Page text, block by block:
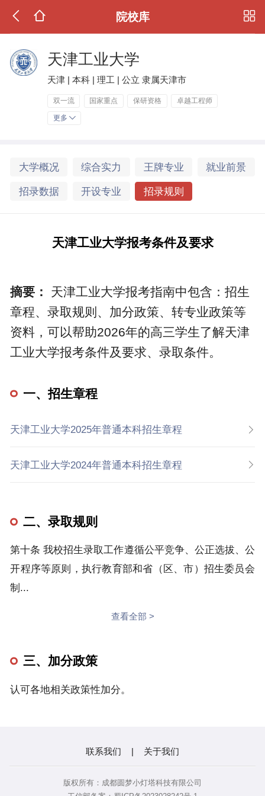
院校库
天津工业大学
天津 | 本科 | 理工 | 公立 隶属天津市
双一流 国家重点 保研资格 卓越工程师
更多
大学概况 综合实力 王牌专业 就业前景
招录数据 开设专业 招录规则
天津工业大学报考条件及要求
摘要：
天津工业大学报考指南中包含：招生
章程、录取规则、加分政策、转专业政策等
资料，可以帮助2026年的高三学生了解天津
工业大学报考条件及要求、录取条件。
一、招生章程
天津工业大学2025年普通本科招生章程
天津工业大学2024年普通本科招生章程
二、录取规则
第十条 我校招生录取工作遵循公平竞争、公正选拔、公
开程序等原则，执行教育部和省（区、市）招生委员会
制...
查看全部 >
三、加分政策
认可各地相关政策性加分。
联系我们 关于我们
版权所有：成都圆梦小灯塔科技有限公司